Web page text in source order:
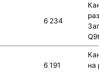
6 234
6 191
на